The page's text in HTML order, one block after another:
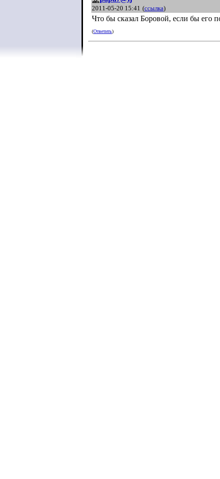
2011-05-20 15:41 (ссылка)
Что бы сказал Боровой, если бы его
(Ответить)